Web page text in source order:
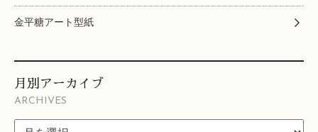
金平糖アート型紙
月別アーカイブ
ARCHIVES